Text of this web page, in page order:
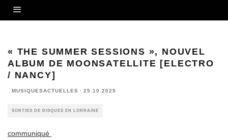
« THE SUMMER SESSIONS », NOUVEL
ALBUM DE MOONSATELLITE [ELECTRO
/ NANCY]
MUSIQUESACTUELLES · 25.10.2025
SORTIES DE DISQUES EN LORRAINE
communiqué